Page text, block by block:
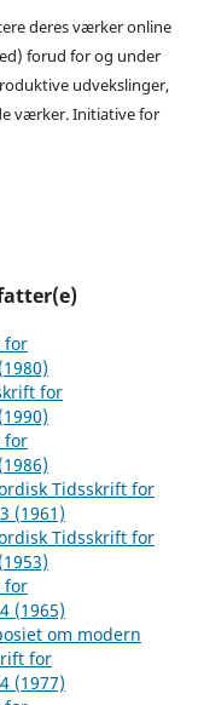
deres værker online
forud for og under
udvekslinger,
værker. Initiative for
for
for
for
Tidsskrift for
(1961)
Tidsskrift for
for
(1965)
om modern
for
(1977)